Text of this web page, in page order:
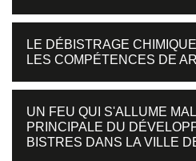
LE DÉBISTRAGE
LES COMPÉTENCES DE
UN FEU QUI S'ALLUME
PRINCIPALE DU
BISTRES DANS LA VILLE